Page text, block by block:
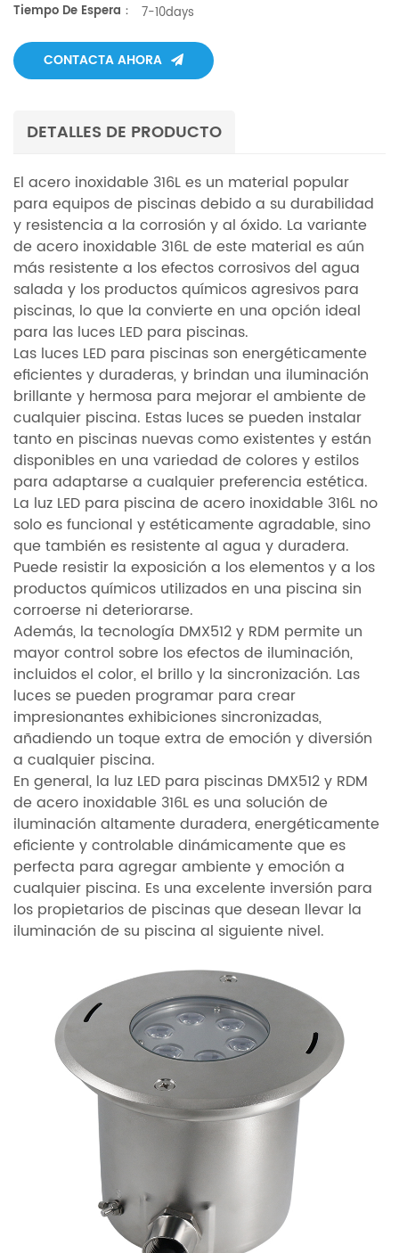
Tiempo De Espera：
7-10days
CONTACTA AHORA
DETALLES DE PRODUCTO
El acero inoxidable 316L es un material popular
para equipos de piscinas debido a su durabilidad
y resistencia a la corrosión y al óxido. La variante
de acero inoxidable 316L de este material es aún
más resistente a los efectos corrosivos del agua
salada y los productos químicos agresivos para
piscinas, lo que la convierte en una opción ideal
para las luces LED para piscinas.
Las luces LED para piscinas son energéticamente
eficientes y duraderas, y brindan una iluminación
brillante y hermosa para mejorar el ambiente de
cualquier piscina. Estas luces se pueden instalar
tanto en piscinas nuevas como existentes y están
disponibles en una variedad de colores y estilos
para adaptarse a cualquier preferencia estética.
La luz LED para piscina de acero inoxidable 316L no
solo es funcional y estéticamente agradable, sino
que también es resistente al agua y duradera.
Puede resistir la exposición a los elementos y a los
productos químicos utilizados en una piscina sin
corroerse ni deteriorarse.
Además, la tecnología DMX512 y RDM permite un
mayor control sobre los efectos de iluminación,
incluidos el color, el brillo y la sincronización. Las
luces se pueden programar para crear
impresionantes exhibiciones sincronizadas,
añadiendo un toque extra de emoción y diversión
a cualquier piscina.
En general, la luz LED para piscinas DMX512 y RDM
de acero inoxidable 316L es una solución de
iluminación altamente duradera, energéticamente
eficiente y controlable dinámicamente que es
perfecta para agregar ambiente y emoción a
cualquier piscina. Es una excelente inversión para
los propietarios de piscinas que desean llevar la
iluminación de su piscina al siguiente nivel.